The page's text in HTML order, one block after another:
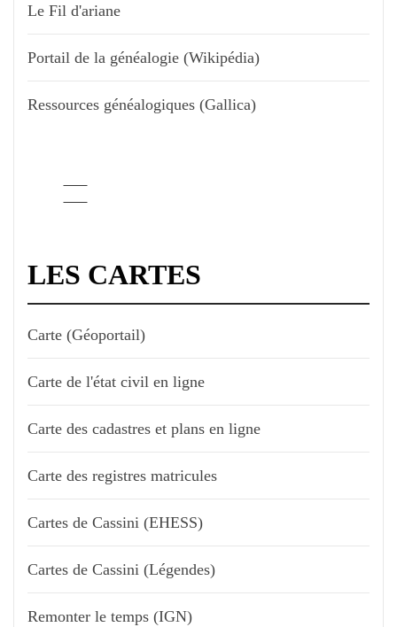
Le Fil d'ariane
Portail de la généalogie (Wikipédia)
Ressources généalogiques (Gallica)
LES CARTES
Carte (Géoportail)
Carte de l'état civil en ligne
Carte des cadastres et plans en ligne
Carte des registres matricules
Cartes de Cassini (EHESS)
Cartes de Cassini (Légendes)
Remonter le temps (IGN)